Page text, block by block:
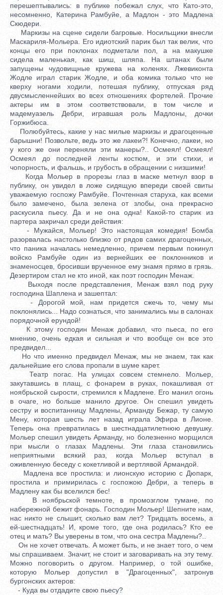
перешептывались: в публике побежал слух, что Като-это,
несомненно, Катерина Рамбуйе, а Мадлон - это Мадлена
Скюдери.
Маркизы на сцене сидели багровые. Носильщики внесли
Маскариля-Мольера. Его идиотский парик был так велик, что
концы его при поклонах подметали пол, а на макушке
сидела маленькая, как шиш, шляпа. На штанах были
запущены чудовищные кружева на коленях. Лжевиконта
Жодле играл старик Жодле, и оба комика только что не
кверху ногами ходили, потешая публику, отпуская ряд
двусмысленнейших во всех отношениях фортелей. Прочие
актеры им в этом соответствовали, в том числе и
мадемуазель Дебри, игравшая роль Мадлоны, дочки
Горжибюса.
Полюбуйтесь, какие у нас милые маркизы и драгоценные
барышни! Позвольте, ведь это же лакеи?! Конечно, лакеи, но
у кого же они переняли эти манеры?.. Осмеял! Осмеял!
Осмеял до последней ленты костюм, и эти стихи, и
чопорность, и фальшь, и грубость в обращении с низшими!
Когда Мольер в прорезы глаз в маске метнул взор в
публику, он увидел в ложе сидящую впереди своей свиты
уважаемую госпожу Рамбуйе. Почтенная старуха, как всеми
было замечено, была зелена от злобы, она прекрасно
раскусила пьесу. Да и не она одна! Какой-то старик из
партера закричал среди действия:
- Мужайся, Мольер! Это настоящая комедия! Бомба
разорвалась настолько близко от рядов самих драгоценных,
что паника началась немедленно, причем первым покинул
войско Рамбуйе один из вернейших ее поклонников и
знаменосцев, бросивши врученное ему знамя прямо в грязь.
Дезертиром стал не кто иной, как поэт господин Менаж.
Выходя после представления, Менаж взял под руку
господина Шаплена и зашептал:
- Дорогой мой, нам придется сжечь то, чему мы
поклонялись... Надо сознаться, что занимались мы в салонах
порядочной ерундой!
К этому господин Менаж добавил, что пьеса, по его
мнению, очень едкая и сильная и что вообще он все это
предвидел...
Но что именно предвидел Менаж, мы не знаем, так как
дальнейшие его слова пропали в шуме карет.
Театр погас. На улицах совсем стемнело. Мольер,
закутавшись в плащ, с фонарем в руках, покашливая от
ноябрьской сырости, стремился к Мадлене. Его манил огонь
в очаге, но больше манило другое. Он спешил увидеть
сестру и воспитанницу Мадлены, Арманду Бежар, ту самую
Мену, которая шесть лет назад играла Эфира в Лионе.
Теперь она превратилась в шестнадцатилетнюю девушку.
Мольер спешил увидеть Арманду, но болезненно морщился
при мысли о глазах Мадлены. Эти глаза становились
неприятными всякий раз, когда Мольер вступал в
оживленную беседу с кокетливой и вертлявой Армандой.
Мадлена все простила: и лионскую историю с Дюпарк,
простила и примирилась с госпожою Дебри, а теперь в
Мадлену как бы вселился бес!
В ноябрьской темноте, в промозглом тумане, по
набережной бежит фонарь. Господин Мольер! Шепните нам,
нас никто не слышит, сколько вам лет? Тридцать восемь, а
ей-шестнадцать! И, кроме того, где она родилась? Кто ее
отец и мать? Вы уверены в том, что она сестра Мадлены?..
Он не хочет отвечать. А может быть, и не знает того, о чем
мы спрашиваем. Значит, не стоит и заговаривать на эту тему.
Можно поговорить о другом. Например, о той ошибке,
которую Мольер допустил в "Драгоценных", затронув
бургонских актеров:
- Куда вы отдадите свою пьесу?